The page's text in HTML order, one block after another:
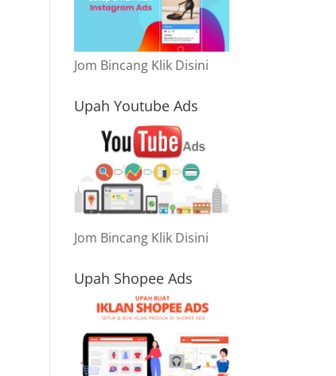
Jom Bincang Klik Disini
Upah Youtube Ads
Jom Bincang Klik Disini
Upah Shopee Ads